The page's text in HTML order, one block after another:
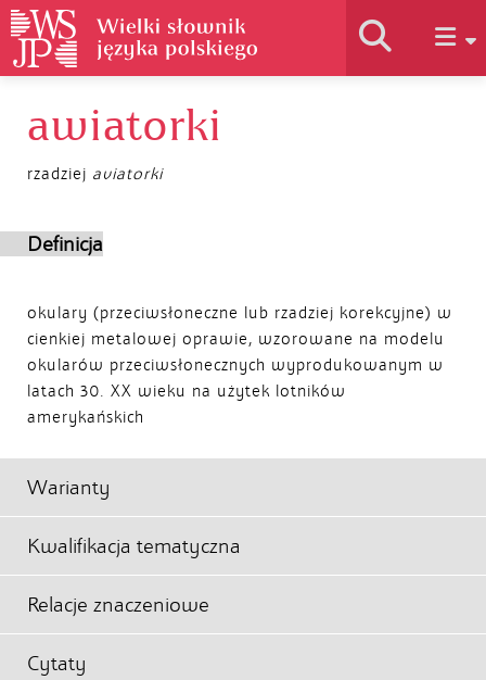
Historia słownika
Autorzy
awiatorki
rzadziej aviatorki
Definicja
okulary (przeciwsłoneczne lub rzadziej korekcyjne) w
cienkiej metalowej oprawie, wzorowane na modelu
okularów przeciwsłonecznych wyprodukowanym w
latach 30. XX wieku na użytek lotników
amerykańskich
Warianty
Kwalifikacja tematyczna
Relacje znaczeniowe
Cytaty